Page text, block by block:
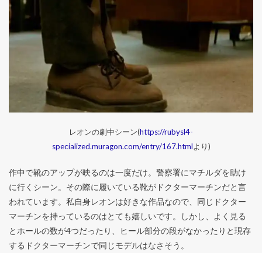
レオンの劇中シーン(https://rubysl4-
specialized.muragon.com/entry/167.htmlより)
作中で靴のアップが映るのは一度だけ。警察署にマチルダを助け
に行くシーン。その際に履いている靴がドクターマーチンだと言
われています。私自身レオンは好きな作品なので、同じドクター
マーチンを持っているのはとても嬉しいです。しかし、よく見る
とホールの数が4つだったり、ヒール部分の段がなかったりと現存
するドクターマーチンで同じモデルはなさそう。